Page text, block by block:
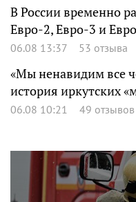
В России временно
Евро-2, Евро-3 и
06.08 13:37 53 отзыва
«Мы ненавидим все
история иркутских
06.08 10:21 49 отзывов